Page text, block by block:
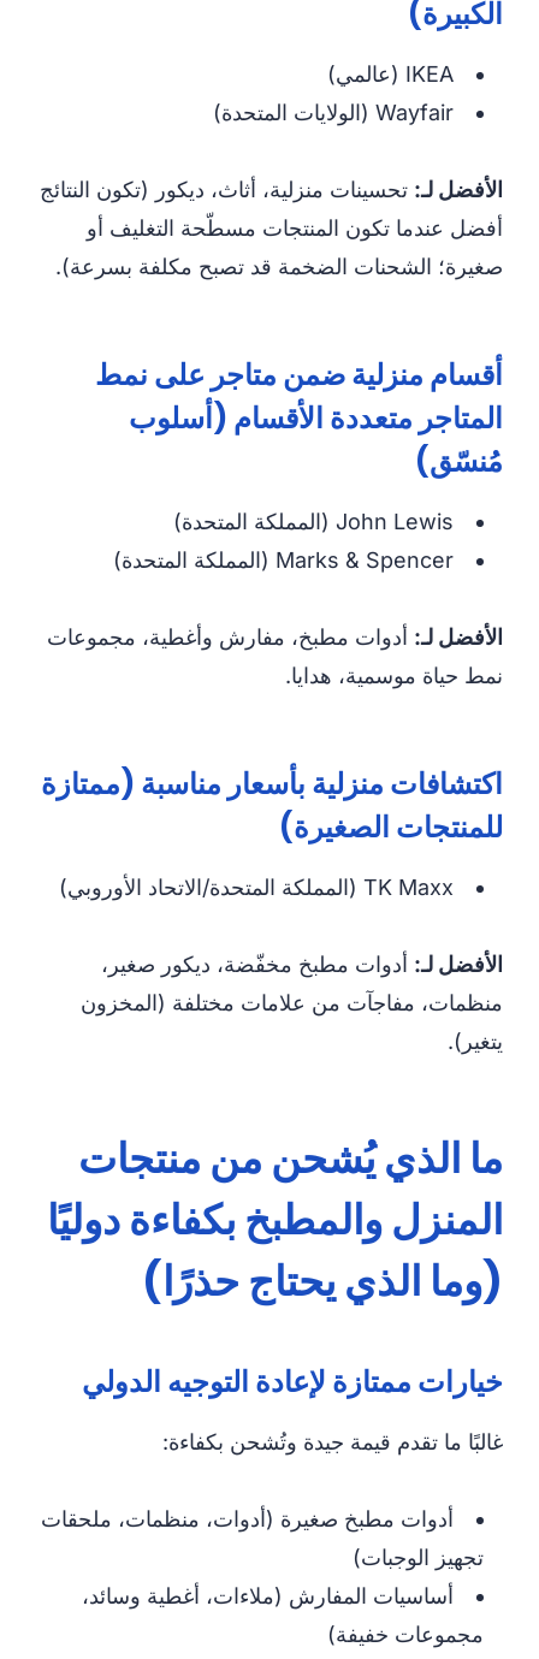
الكبيرة)
IKEA (عالمي)
Wayfair (الولايات المتحدة)
الأفضل لـ: تحسينات منزلية، أثاث، ديكور (تكون النتائج
أفضل عندما تكون المنتجات مسطّحة التغليف أو
صغيرة؛ الشحنات الضخمة قد تصبح مكلفة بسرعة).
أقسام منزلية ضمن متاجر على نمط
المتاجر متعددة الأقسام (أسلوب
مُنسّق)
John Lewis (المملكة المتحدة)
Marks & Spencer (المملكة المتحدة)
الأفضل لـ: أدوات مطبخ، مفارش وأغطية، مجموعات
نمط حياة موسمية، هدايا.
اكتشافات منزلية بأسعار مناسبة (ممتازة
للمنتجات الصغيرة)
TK Maxx (المملكة المتحدة/الاتحاد الأوروبي)
الأفضل لـ: أدوات مطبخ مخفّضة، ديكور صغير،
منظمات، مفاجآت من علامات مختلفة (المخزون
يتغير).
ما الذي يُشحن من منتجات
المنزل والمطبخ بكفاءة دوليًا
(وما الذي يحتاج حذرًا)
خيارات ممتازة لإعادة التوجيه الدولي
غالبًا ما تقدم قيمة جيدة وتُشحن بكفاءة:
أدوات مطبخ صغيرة (أدوات، منظمات، ملحقات
تجهيز الوجبات)
أساسيات المفارش (ملاءات، أغطية وسائد،
مجموعات خفيفة)